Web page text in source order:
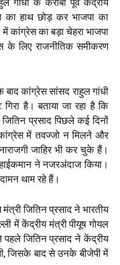
गांधी के करीबी पूर्व केंद्रीय
हाथ छोड़ कर भाजपा का
कांग्रेस का बड़ा चेहरा भाजपा
लिए राजनीतिक समीकरण
बाद कांग्रेस सांसद राहुल गांधी
है। बताया जा रहा है कि
प्रसाद पिछले कई दिनों
में तवज्जो न मिलने और
जाहिर भी कर चुके हैं।
ने नजरअंदाज किया।
थाम रहे हैं।
जितिन प्रसाद ने भारतीय
में केंद्रीय मंत्री पीयूष गोयल
पहले जितिन प्रसाद ने केंद्रीय
जिसके बाद से उनके बीजेपी में